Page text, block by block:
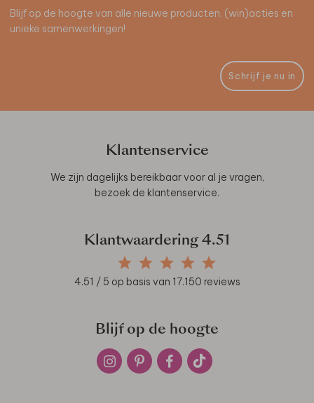
Blijf op de hoogte van alle nieuwe producten, (win)acties en
unieke samenwerkingen!
Schrijf je nu in
Klantenservice
We zijn dagelijks bereikbaar voor al je vragen,
bezoek de klantenservice.
Klantwaardering 4.51
4.51 / 5 op basis van 17.150 reviews
Blijf op de hoogte